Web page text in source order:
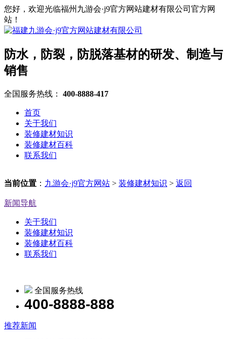
您好，欢迎光临福州九游会·j9官方网站建材有限公司官方网
站！
防水，防裂，防脱落基材的研发、制造与
销售
全国服务热线： 400-8888-417
首页
关于我们
装修建材知识
装修建材百科
联系我们
当前位置 ： 九游会·j9官方网站 > 装修建材知识 > 返回
新闻导航
关于我们
装修建材知识
装修建材百科
联系我们
全国服务热线
400-8888-888
推荐新闻